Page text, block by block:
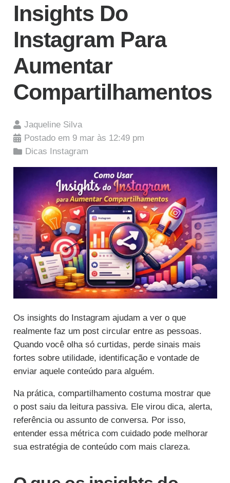
Insights Do
Instagram Para
Aumentar
Compartilhamentos
Jaqueline Silva
Postado em 9 mar às 12:49 pm
Dicas Instagram
Os insights do Instagram ajudam a ver o que
realmente faz um post circular entre as pessoas.
Quando você olha só curtidas, perde sinais mais
fortes sobre utilidade, identificação e vontade de
enviar aquele conteúdo para alguém.
Na prática, compartilhamento costuma mostrar que
o post saiu da leitura passiva. Ele virou dica, alerta,
referência ou assunto de conversa. Por isso,
entender essa métrica com cuidado pode melhorar
sua estratégia de conteúdo com mais clareza.